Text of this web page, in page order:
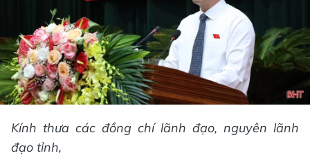
Kính thưa các đồng chí lãnh đạo, nguyên lãnh
đạo tỉnh,